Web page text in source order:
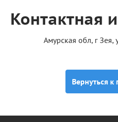
Контактная
Амурская обл, г
Вернуться к